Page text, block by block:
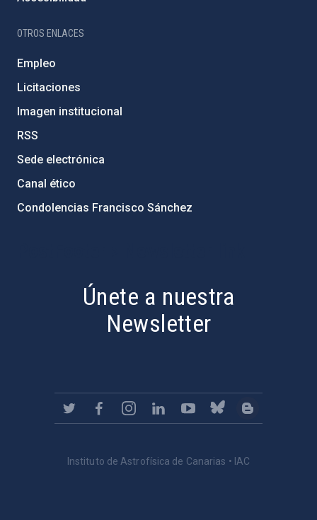
OTROS ENLACES
Empleo
Licitaciones
Imagen institucional
RSS
Sede electrónica
Canal ético
Condolencias Francisco Sánchez
Únete a nuestra
Newsletter
Instituto de Astrofísica de Canarias • IAC